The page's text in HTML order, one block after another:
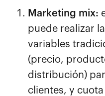
Marketing mix:
puede realizar
variables
(precio,
distribución)
clientes, y